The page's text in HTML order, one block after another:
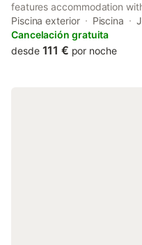
features accommodation
de Castril Natural Park. With
offers a balcony and a
Piscina exterior Piscina
Cancelación gratuita
desde 111 € por noche